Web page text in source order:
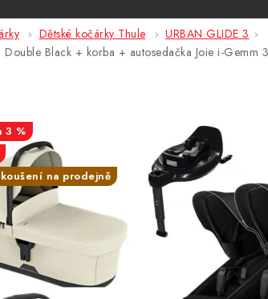
Dětské kočárky Thule
URBAN GLIDE 3
Black + korba + autosedačka Joie i-Gemm
3 %
na prodejně